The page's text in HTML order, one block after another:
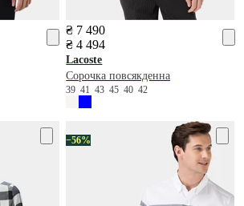
₴ 7 490
₴ 4 494
Lacoste
Сорочка повсякденна
394143454042
−56%